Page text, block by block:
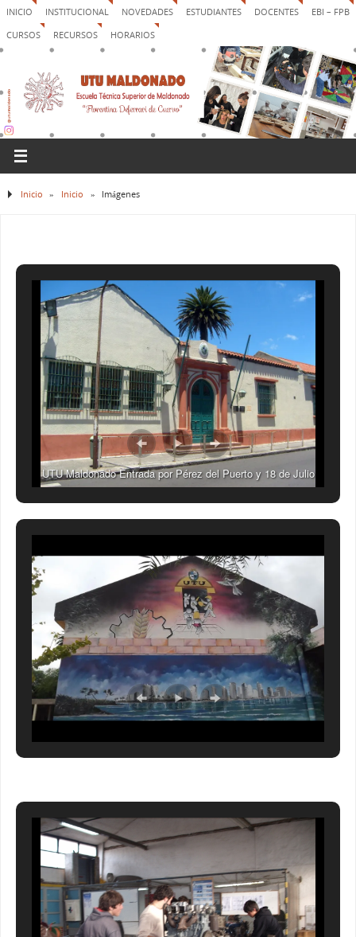
INICIO INSTITUCIONAL NOVEDADES ESTUDIANTES DOCENTES
EBI – FPB
CURSOS
RECURSOS HORARIOS
Inicio » Inicio » Imágenes
UTU Maldonado Entrada por Pérez del Puerto y 18 de Julio